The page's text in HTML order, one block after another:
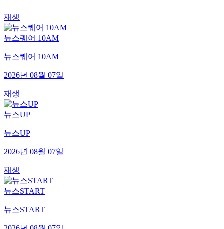
재생
뉴스퀘어 10AM
뉴스퀘어 10AM
2026년 08월 07일
재생
뉴스UP
뉴스UP
2026년 08월 07일
재생
뉴스START
뉴스START